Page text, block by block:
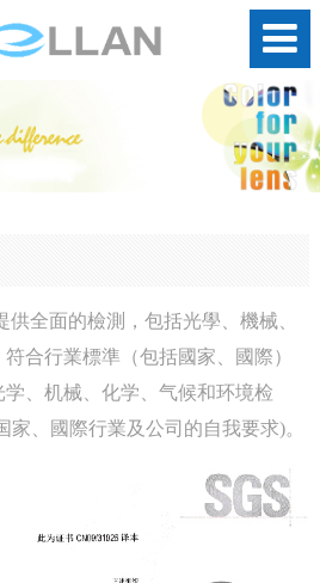
全面的檢測，包括光學、機械、
合行業標準（包括國家、國際）
、机械、化学、气候和环境检
、國際行業及公司的自我要求)。